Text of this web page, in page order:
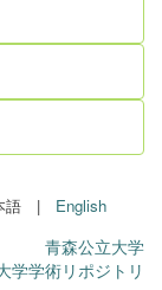
語 | English
青森公立大学
学学術リポジトリ